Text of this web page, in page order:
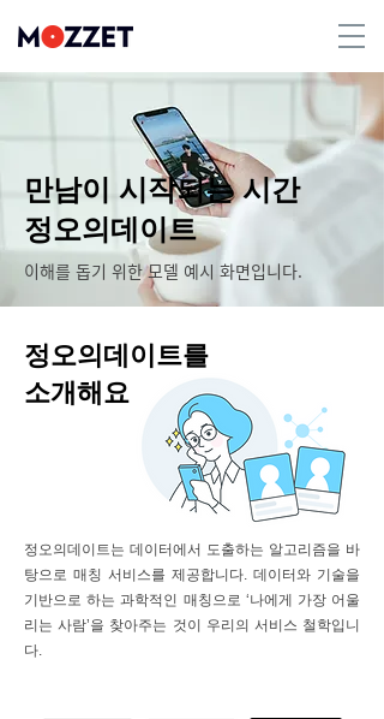
만남이 시작되는 시간
​정오의데이트
이해를 돕기 위한 모델 예시 화면입니다.
정오의데이트를
​소개해요
정오의데이트는 데이터에서 도출하는 알고리즘을 바
탕으로 매칭 서비스를 제공합니다. 데이터와 기술을
기반으로 하는 과학적인 매칭으로 ‘나에게 가장 어울
리는 사람’을 찾아주는 것이 우리의 서비스 철학입니
다.